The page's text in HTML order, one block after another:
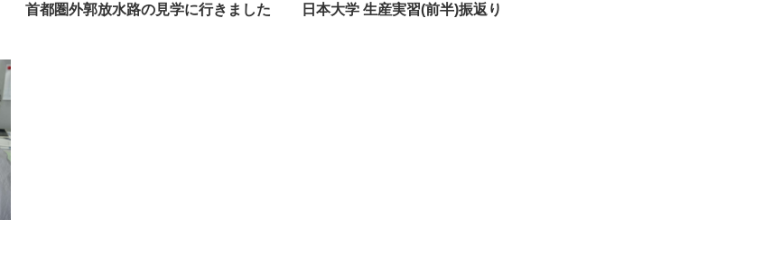
首都圏外郭放水路の見学に行きました 日本大学 生産実習(前半)振返り